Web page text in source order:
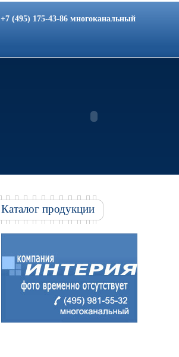
+7 (495) 175-43-86 многоканальный
Каталог продукции